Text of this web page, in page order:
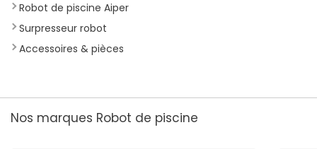
Robot de piscine Aiper
Surpresseur robot
Accessoires & pièces
Nos marques Robot de piscine